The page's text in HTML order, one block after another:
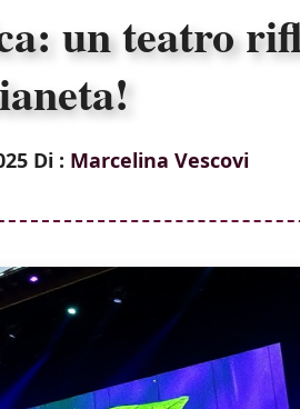
un teatro
Di : Marcelina Vescovi